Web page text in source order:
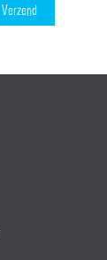
Verzend